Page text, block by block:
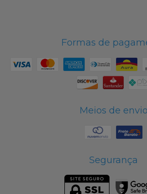
Formas de
Meios de envio
Segurança